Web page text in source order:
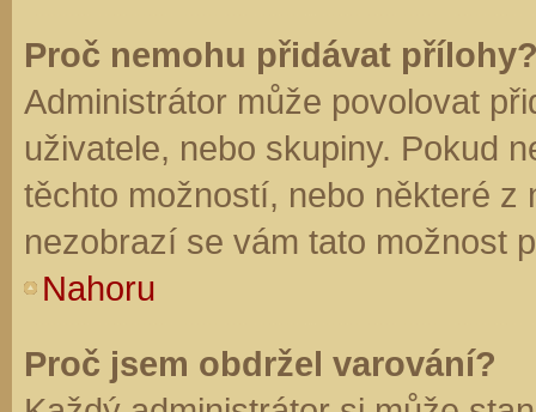
Proč nemohu přidávat
Administrátor může povolovat
uživatele, nebo skupiny. Pokud
těchto možností, nebo některé z
nezobrazí se vám tato možnost
Nahoru
Proč jsem obdržel varování?